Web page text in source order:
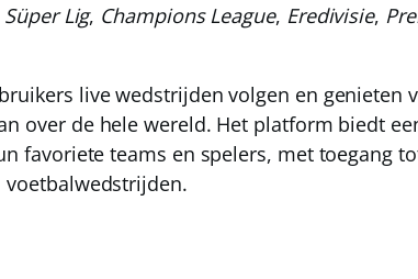
Süper Lig, Champions League, Eredivisie,
live wedstrijden volgen en genieten
over de hele wereld. Het platform biedt
favoriete teams en spelers, met toegang